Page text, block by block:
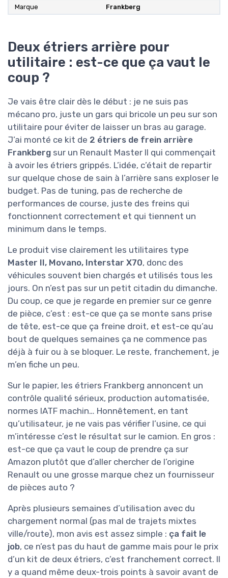
Marque ‎Frankberg
Deux étriers arrière pour
utilitaire : est-ce que ça vaut le
coup ?
Je vais être clair dès le début : je ne suis pas
mécano pro, juste un gars qui bricole un peu sur son
utilitaire pour éviter de laisser un bras au garage.
J’ai monté ce kit de 2 étriers de frein arrière
Frankberg sur un Renault Master II qui commençait
à avoir les étriers grippés. L’idée, c’était de repartir
sur quelque chose de sain à l’arrière sans exploser le
budget. Pas de tuning, pas de recherche de
performances de course, juste des freins qui
fonctionnent correctement et qui tiennent un
minimum dans le temps.
Le produit vise clairement les utilitaires type
Master II, Movano, Interstar X70, donc des
véhicules souvent bien chargés et utilisés tous les
jours. On n’est pas sur un petit citadin du dimanche.
Du coup, ce que je regarde en premier sur ce genre
de pièce, c’est : est-ce que ça se monte sans prise
de tête, est-ce que ça freine droit, et est-ce qu’au
bout de quelques semaines ça ne commence pas
déjà à fuir ou à se bloquer. Le reste, franchement, je
m’en fiche un peu.
Sur le papier, les étriers Frankberg annoncent un
contrôle qualité sérieux, production automatisée,
normes IATF machin… Honnêtement, en tant
qu’utilisateur, je ne vais pas vérifier l’usine, ce qui
m’intéresse c’est le résultat sur le camion. En gros :
est-ce que ça vaut le coup de prendre ça sur
Amazon plutôt que d’aller chercher de l’origine
Renault ou une grosse marque chez un fournisseur
de pièces auto ?
Après plusieurs semaines d’utilisation avec du
chargement normal (pas mal de trajets mixtes
ville/route), mon avis est assez simple : ça fait le
job, ce n’est pas du haut de gamme mais pour le prix
d’un kit de deux étriers, c’est franchement correct. Il
y a quand même deux-trois points à savoir avant de